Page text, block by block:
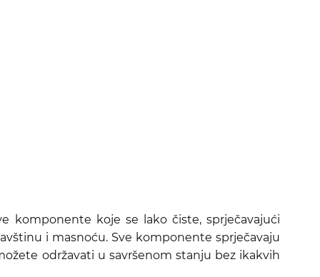
komponente koje se lako čiste, sprječavajući
i masnoću. Sve komponente sprječavaju
održavati u savršenom stanju bez ikakvih